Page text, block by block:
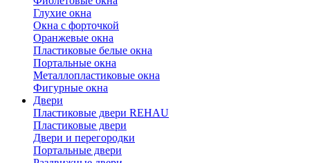
Глухие окна
Окна с форточкой
Оранжевые окна
Пластиковые белые окна
Портальные окна
Металлопластиковые окна
Фигурные окна
Двери
Пластиковые двери REHAU
Пластиковые двери
Двери и перегородки
Портальные двери